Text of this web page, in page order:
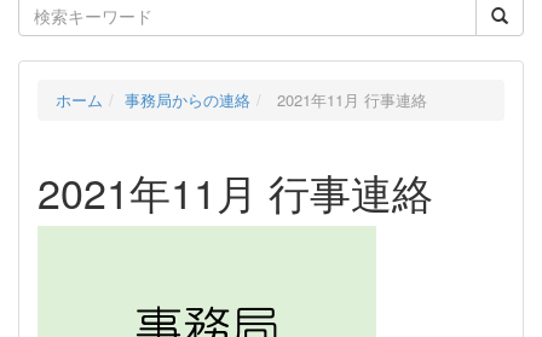
for:
ホーム 事務局からの連絡 2021年11月 行事連絡
2021年11月 行事連絡